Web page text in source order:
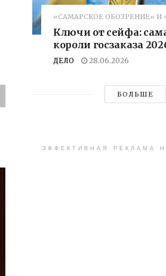
«САМАРСКОЕ ОБОЗРЕНИЕ» И
Ключи от сейфа:
короли госзаказа
ДЕЛО 28.06.2026
БОЛЬШЕ
ЭФФЕКТИВНАЯ РЕКЛАМА